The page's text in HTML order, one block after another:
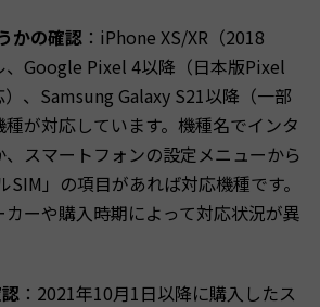
かの確認 ：iPhone XS/XR（2018
、Google Pixel 4以降（日本版Pixel
、Samsung Galaxy S21以降（一部
が対応しています。機種名でインタ
スマートフォンの設定メニューから
SIM」の項目があれば対応機種です。
ーや購入時期によって対応状況が異
：2021年10月1日以降に購入したス